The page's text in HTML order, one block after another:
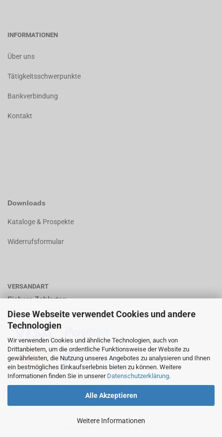
Diese Webseite verwendet Cookies und andere
Technologien
Wir verwenden Cookies und ähnliche Technologien, auch von
Drittanbietern, um die ordentliche Funktionsweise der Website zu
gewährleisten, die Nutzung unseres Angebotes zu analysieren und Ihnen
ein bestmögliches Einkaufserlebnis bieten zu können. Weitere
Informationen finden Sie in unserer Datenschutzerklärung.
Alle Akzeptieren
Weitere Informationen
INFORMATIONEN
Über uns
Tätigkeitsschwerpunkte
Bankverbindung
Kontakt
Downloads
Kataloge & Prospekte
Widerrufsformular
VERSANDART
Sichere Zahlarten